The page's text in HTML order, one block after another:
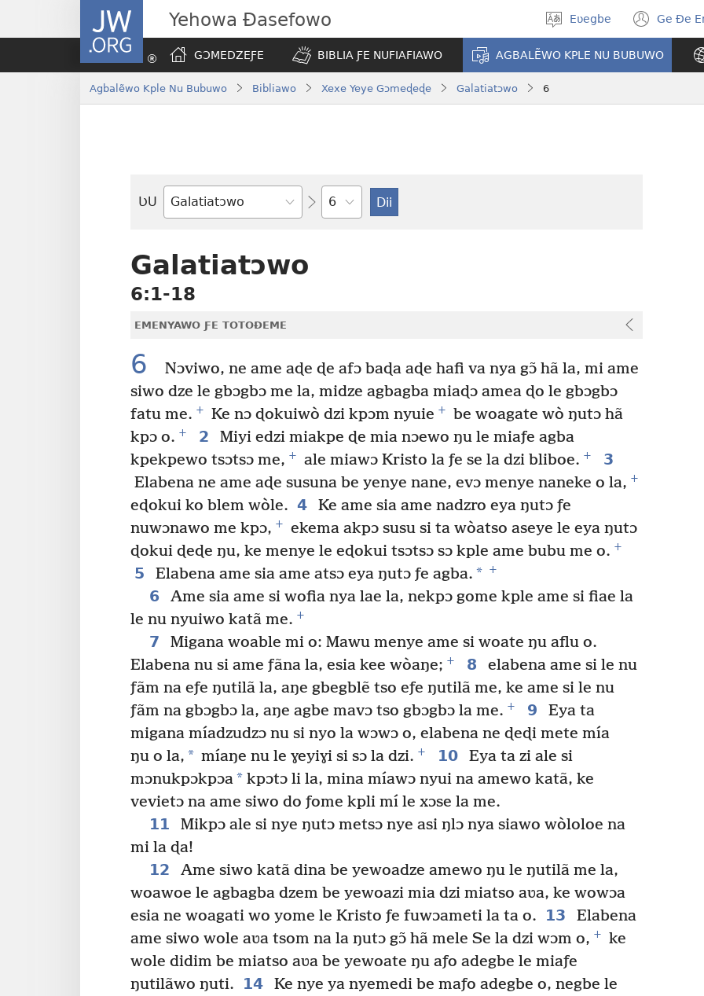
JW.ORG Yehowa Ɖasefowo
Tia
gbegbɔgblɔ
Eʋegbe Ge Ðe
new
GƆMEDZEƑE BIBLIA ƑE NUFIAFIAWO AGBALẼWO KPLE NU BUBUWO
Agbalẽwo Kple Nu Bubuwo Bibliawo Xexe Yeye Gɔmeɖeɖe Galatiatɔwo 6
ƲU
Biblia-
Ta
Galatiatɔwo
6:1-18
EMENYAWO ƑE TOTOƉEME
6
Nɔviwo, ne ame aɖe ɖe afɔ baɖa aɖe hafi va nya gɔ̃ hã la, mi ame
siwo dze le gbɔgbɔ me la, midze agbagba miaɖɔ amea ɖo le gbɔgbɔ
fatu me. + Ke nɔ ɖokuiwò dzi kpɔm nyuie +
be woagate wò ŋutɔ hã
kpɔ o. + 2
Miyi edzi miakpe ɖe mia nɔewo ŋu le miaƒe agba
kpekpewo tsɔtsɔ me, + ale miawɔ Kristo la ƒe se la dzi bliboe. +
3
Elabena ne ame aɖe susuna be yenye nane, evɔ menye naneke o la, +
eɖokui ko blem wòle. 4
Ke ame sia ame nadzro eya ŋutɔ ƒe
nuwɔnawo me kpɔ, +
ekema akpɔ susu si ta wòatso aseye le eya ŋutɔ
ɖokui ɖeɖe ŋu, ke menye le eɖokui tsɔtsɔ sɔ kple ame bubu me o. +
5 Elabena ame sia ame atsɔ eya ŋutɔ ƒe agba. * +
6
Ame sia ame si wofia nya lae la, nekpɔ gome kple ame si fiae la
le nu nyuiwo katã me. +
7
Migana woable mi o: Mawu menye ame si woate ŋu aflu o.
Elabena nu si ame ƒãna la, esia kee wòaŋe; + 8
elabena ame si le nu
ƒãm na eƒe ŋutilã la, aŋe gbegblẽ tso eƒe ŋutilã me, ke ame si le nu
ƒãm na gbɔgbɔ la, aŋe agbe mavɔ tso gbɔgbɔ la me. + 9
Eya ta
migana míadzudzɔ nu si nyo la wɔwɔ o, elabena ne ɖeɖi mete mía
ŋu o la, * míaŋe nu le ɣeyiɣi si sɔ la dzi. + 10
Eya ta zi ale si
mɔnukpɔkpɔa* kpɔtɔ li la, mina míawɔ nyui na amewo katã, ke
vevietɔ na ame siwo do ƒome kpli mí le xɔse la me.
11
Mikpɔ ale si nye ŋutɔ metsɔ nye asi ŋlɔ nya siawo wòloloe na
mi la ɖa!
12
Ame siwo katã dina be yewoadze amewo ŋu le ŋutilã me la,
woawoe le agbagba dzem be yewoazi mia dzi miatso aʋa, ke wowɔa
esia ne woagati wo yome le Kristo ƒe fuwɔameti la ta o.
13
Elabena
ame siwo wole aʋa tsom na la ŋutɔ gɔ̃ hã mele Se la dzi wɔm o, +
ke
wole didim be miatso aʋa be yewoate ŋu aƒo adegbe le miaƒe
ŋutilãwo ŋuti.
14
Ke nye ya nyemedi be maƒo adegbe o, negbe le